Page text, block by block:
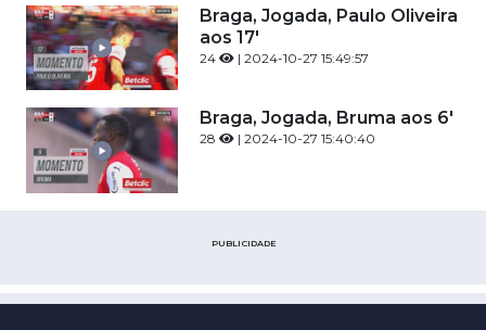
Braga, Jogada, Paulo Oliveira
aos 17'
24 | 2024-10-27 15:49:57
Braga, Jogada, Bruma aos 6'
28 | 2024-10-27 15:40:40
PUBLICIDADE